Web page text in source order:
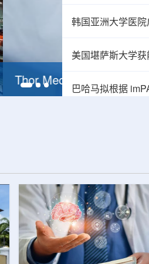
韩国亚洲大学医
巴哈马拟根据